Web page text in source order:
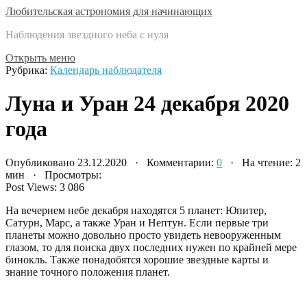
Любительская астрономия для начинающих
Наблюдения звездного неба с нуля
Открыть меню
Рубрика: Календарь наблюдателя
Луна и Уран 24 декабря 2020
года
Опубликовано 23.12.2020 · Комментарии: 0 · На чтение: 2
мин · Просмотры:
Post Views: 3 086
На вечернем небе декабря находятся 5 планет: Юпитер,
Сатурн, Марс, а также Уран и Нептун. Если первые три
планеты можно довольно просто увидеть невооруженным
глазом, то для поиска двух последних нужен по крайней мере
бинокль. Также понадобятся хорошие звездные карты и
знание точного положения планет.